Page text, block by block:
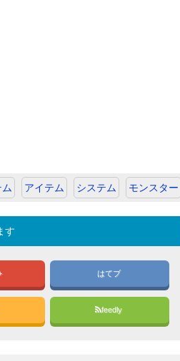
アイテム システム モンスター
す
はてブ
feedly